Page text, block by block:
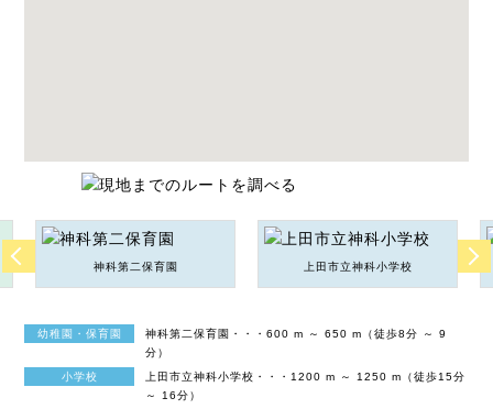
神科第二保育園 上田市立神科小学校
幼稚園・保育園
神科第二保育園・・・600 m ～ 650 m（徒歩8分 ～ 9
分）
小学校
上田市立神科小学校・・・1200 m ～ 1250 m（徒歩15分
～ 16分）